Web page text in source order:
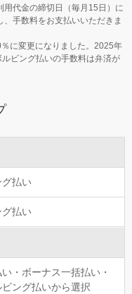
用代金の締切日（毎月15日）に
手数料をお支払いいただきま
に変更になりました。2025年
ビング払いの手数料は弁済が
払い
払い
・ボーナス一括払い・
ング払いから選択